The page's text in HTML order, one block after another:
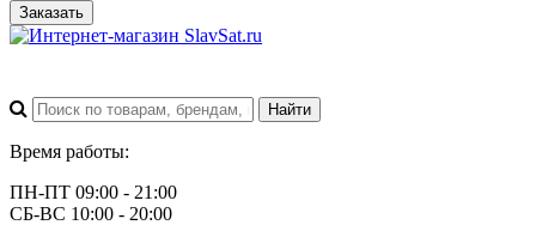
Заказать
Время работы:
ПН-ПТ 09:00 - 21:00
СБ-ВС 10:00 - 20:00